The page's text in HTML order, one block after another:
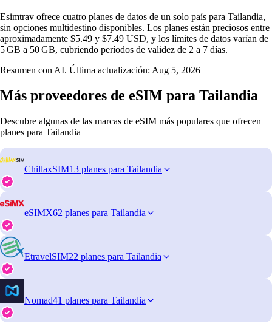
Esimtrav ofrece cuatro planes de datos de un solo país para Tailandia,
sin opciones multidestino disponibles. Los planes están preciosos entre
aproximadamente $5.49 y $7.49 USD, y los límites de datos varían de
5 GB a 50 GB, cubriendo períodos de validez de 2 a 7 días.
Resumen con AI. Última actualización: Aug 5, 2026
Más proveedores de eSIM para Tailandia
Descubre algunas de las marcas de eSIM más populares que ofrecen
planes para Tailandia
ChillaxSIM13 planes para Tailandia
eSIMX62 planes para Tailandia
EtravelSIM22 planes para Tailandia
Nomad41 planes para Tailandia